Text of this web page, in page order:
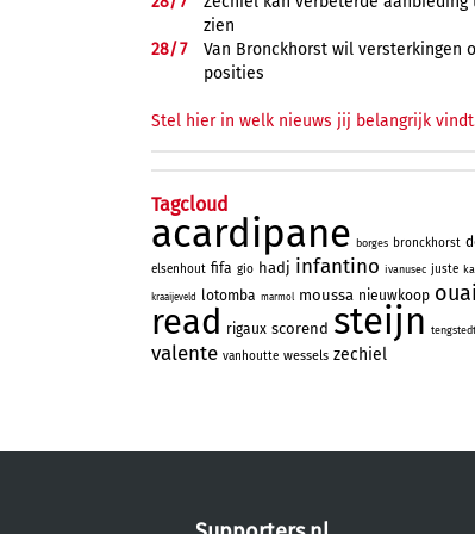
zien
28/7
Van Bronckhorst wil versterkingen
posities
Stel hier in welk nieuws jij belangrijk
Tagcloud
acardipane borges bronckhorst
elsenhout fifa gio hadj infantino ivanusec juste
kraaijeveld lotomba marmol moussa nieuwkoop
read rigaux scorend steijn tengstedt
valente vanhoutte wessels zechiel